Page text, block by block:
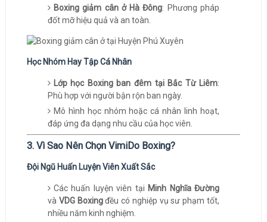
Boxing giảm cân ở Hà Đông: Phương pháp
đốt mỡ hiệu quả và an toàn.
Học Nhóm Hay Tập Cá Nhân
Lớp học Boxing ban đêm tại Bắc Từ Liêm:
Phù hợp với người bận rộn ban ngày.
Mô hình học nhóm hoặc cá nhân linh hoạt,
đáp ứng đa dạng nhu cầu của học viên.
3. Vì Sao Nên Chọn VimiDo Boxing?
Đội Ngũ Huấn Luyện Viên Xuất Sắc
Các huấn luyện viên tại Minh Nghĩa Đường
và VDG Boxingđều có nghiệp vụ sư phạm tốt,
nhiều năm kinh nghiệm.